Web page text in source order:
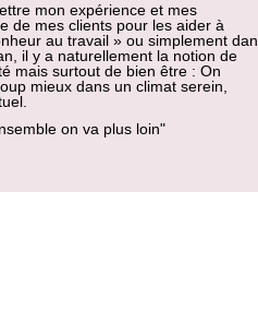
mon expérience et mes
de mes clients pour les aider à
au travail » ou simplement
il y a naturellement la notion de
mais surtout de bien être : On
mieux dans un climat serein,
on va plus loin"